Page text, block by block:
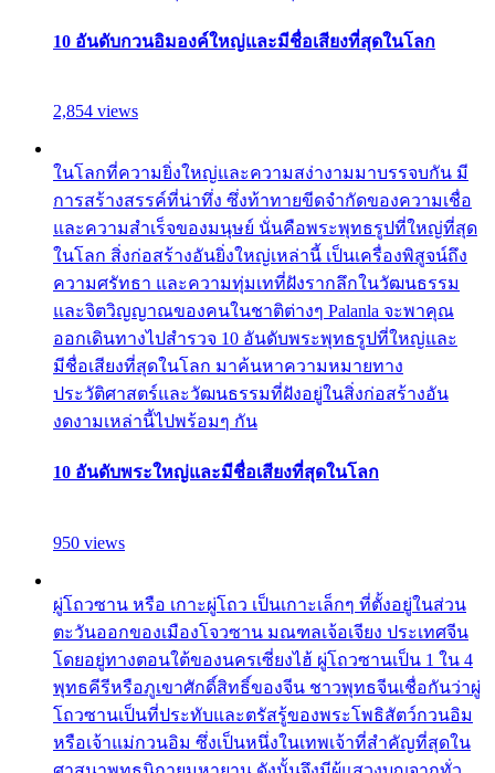
10 อันดับกวนอิมองค์ใหญ่และมีชื่อเสียงที่สุดในโลก
2,854 views
ในโลกที่ความยิ่งใหญ่และความสง่างามมาบรรจบกัน มี
การสร้างสรรค์ที่น่าทึ่ง ซึ่งท้าทายขีดจำกัดของความเชื่อ
และความสำเร็จของมนุษย์ นั่นคือพระพุทธรูปที่ใหญ่ที่สุด
ในโลก สิ่งก่อสร้างอันยิ่งใหญ่เหล่านี้ เป็นเครื่องพิสูจน์ถึง
ความศรัทธา และความทุ่มเทที่ฝังรากลึกในวัฒนธรรม
และจิตวิญญาณของคนในชาติต่างๆ Palanla จะพาคุณ
ออกเดินทางไปสำรวจ 10 อันดับพระพุทธรูปที่ใหญ่และ
มีชื่อเสียงที่สุดในโลก มาค้นหาความหมายทาง
ประวัติศาสตร์และวัฒนธรรมที่ฝังอยู่ในสิ่งก่อสร้างอัน
งดงามเหล่านี้ไปพร้อมๆ กัน
10 อันดับพระใหญ่และมีชื่อเสียงที่สุดในโลก
950 views
ผู่โถวซาน หรือ เกาะผู่โถว เป็นเกาะเล็กๆ ที่ตั้งอยู่ในส่วน
ตะวันออกของเมืองโจวซาน มณฑลเจ้อเจียง ประเทศจีน
โดยอยู่ทางตอนใต้ของนครเซี่ยงไฮ้ ผู่โถวซานเป็น 1 ใน 4
พุทธคีรีหรือภูเขาศักดิ์สิทธิ์ของจีน ชาวพุทธจีนเชื่อกันว่าผู่
โถวซานเป็นที่ประทับและตรัสรู้ของพระโพธิสัตว์กวนอิม
หรือเจ้าแม่กวนอิม ซึ่งเป็นหนึ่งในเทพเจ้าที่สำคัญที่สุดใน